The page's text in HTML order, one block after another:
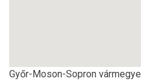
Győr-Moson-Sopron vármegye